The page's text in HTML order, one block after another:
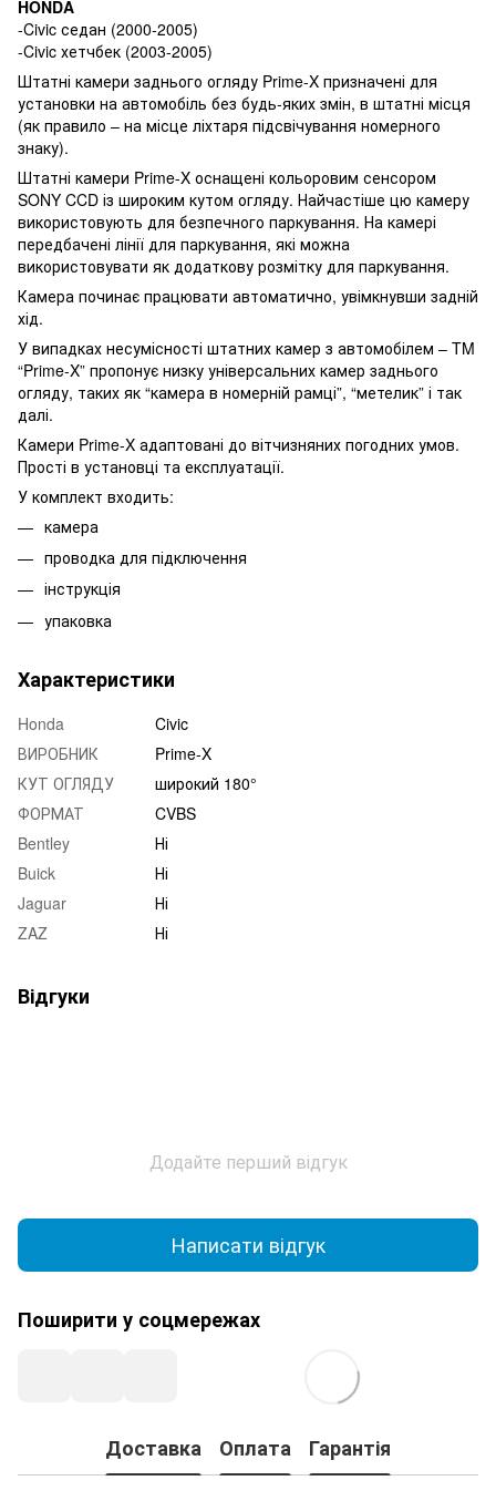
HONDA
-Civic седан (2000-2005)
-Civic хетчбек (2003-2005)
Штатні камери заднього огляду Prime-X призначені для
установки на автомобіль без будь-яких змін, в штатні місця
(як правило – на місце ліхтаря підсвічування номерного
знаку).
Штатні камери Prime-X оснащені кольоровим сенсором
SONY CCD із широким кутом огляду. Найчастіше цю камеру
використовують для безпечного паркування. На камері
передбачені лінії для паркування, які можна
використовувати як додаткову розмітку для паркування.
Камера починає працювати автоматично, увімкнувши задній
хід.
У випадках несумісності штатних камер з автомобілем – TM
“Prime-X” пропонує низку універсальних камер заднього
огляду, таких як “камера в номерній рамці”, “метелик” і так
далі.
Камери Prime-X адаптовані до вітчизняних погодних умов.
Прості в установці та експлуатації.
У комплект входить:
камера
проводка для підключення
інструкція
упаковка
Характеристики
Honda
Civic
ВИРОБНИК
Prime-X
КУТ ОГЛЯДУ
широкий 180°
ФОРМАТ
CVBS
Bentley
Ні
Buick
Ні
Jaguar
Ні
ZAZ
Ні
Відгуки
Додайте перший відгук
Написати відгук
Поширити у соцмережах
Доставка Оплата Гарантія